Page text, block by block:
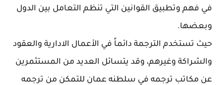
في فهم وتطبيق القوانين التي تنظم التعامل بين الدول
وبعضها.
حيث تستخدم الترجمة دائماً في الأعمال الادارية والعقود
والشراكة وغيرهم، وقد يتسائل العديد من المستثمرين
عن مكاتب ترجمه في سلطنه عمان للتمكن من ترجمه